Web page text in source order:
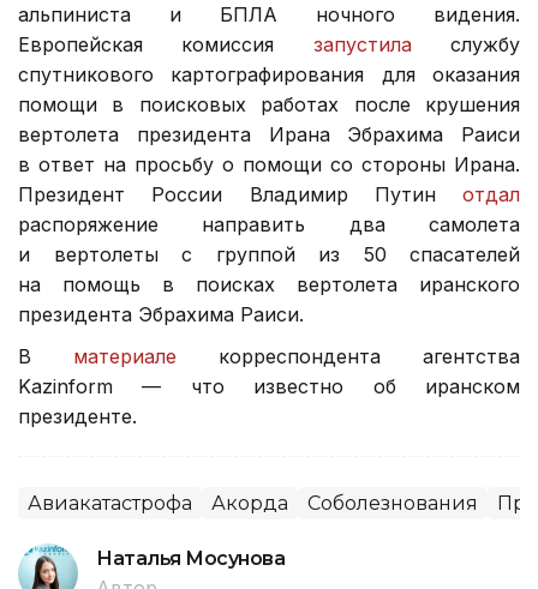
альпиниста и БПЛА ночного видения.
Европейская комиссия запустиласлужбу
спутникового картографирования для оказания
помощи в поисковых работах после крушения
вертолета президента Ирана Эбрахима Раиси
в ответ на просьбу о помощи со стороны Ирана.
Президент России Владимир Путин отдал
распоряжение направить два самолета
и вертолеты с группой из 50 спасателей
на помощь в поисках вертолета иранского
президента Эбрахима Раиси.
В материале корреспондента агентства
Kazinform — что известно об иранском
президенте.
Авиакатастрофа Акорда Соболезнования
Наталья Мосунова